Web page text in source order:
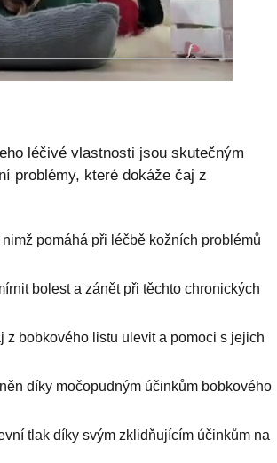
léčivé vlastnosti jsou skutečným
problémy, které dokáže čaj z
pomáhá při léčbě kožních problémů
bolest a zánět při těchto chronických
bobkového listu ulevit a pomoci s jejich
díky močopudným účinkům bobkového
tlak díky svým zklidňujícím účinkům na